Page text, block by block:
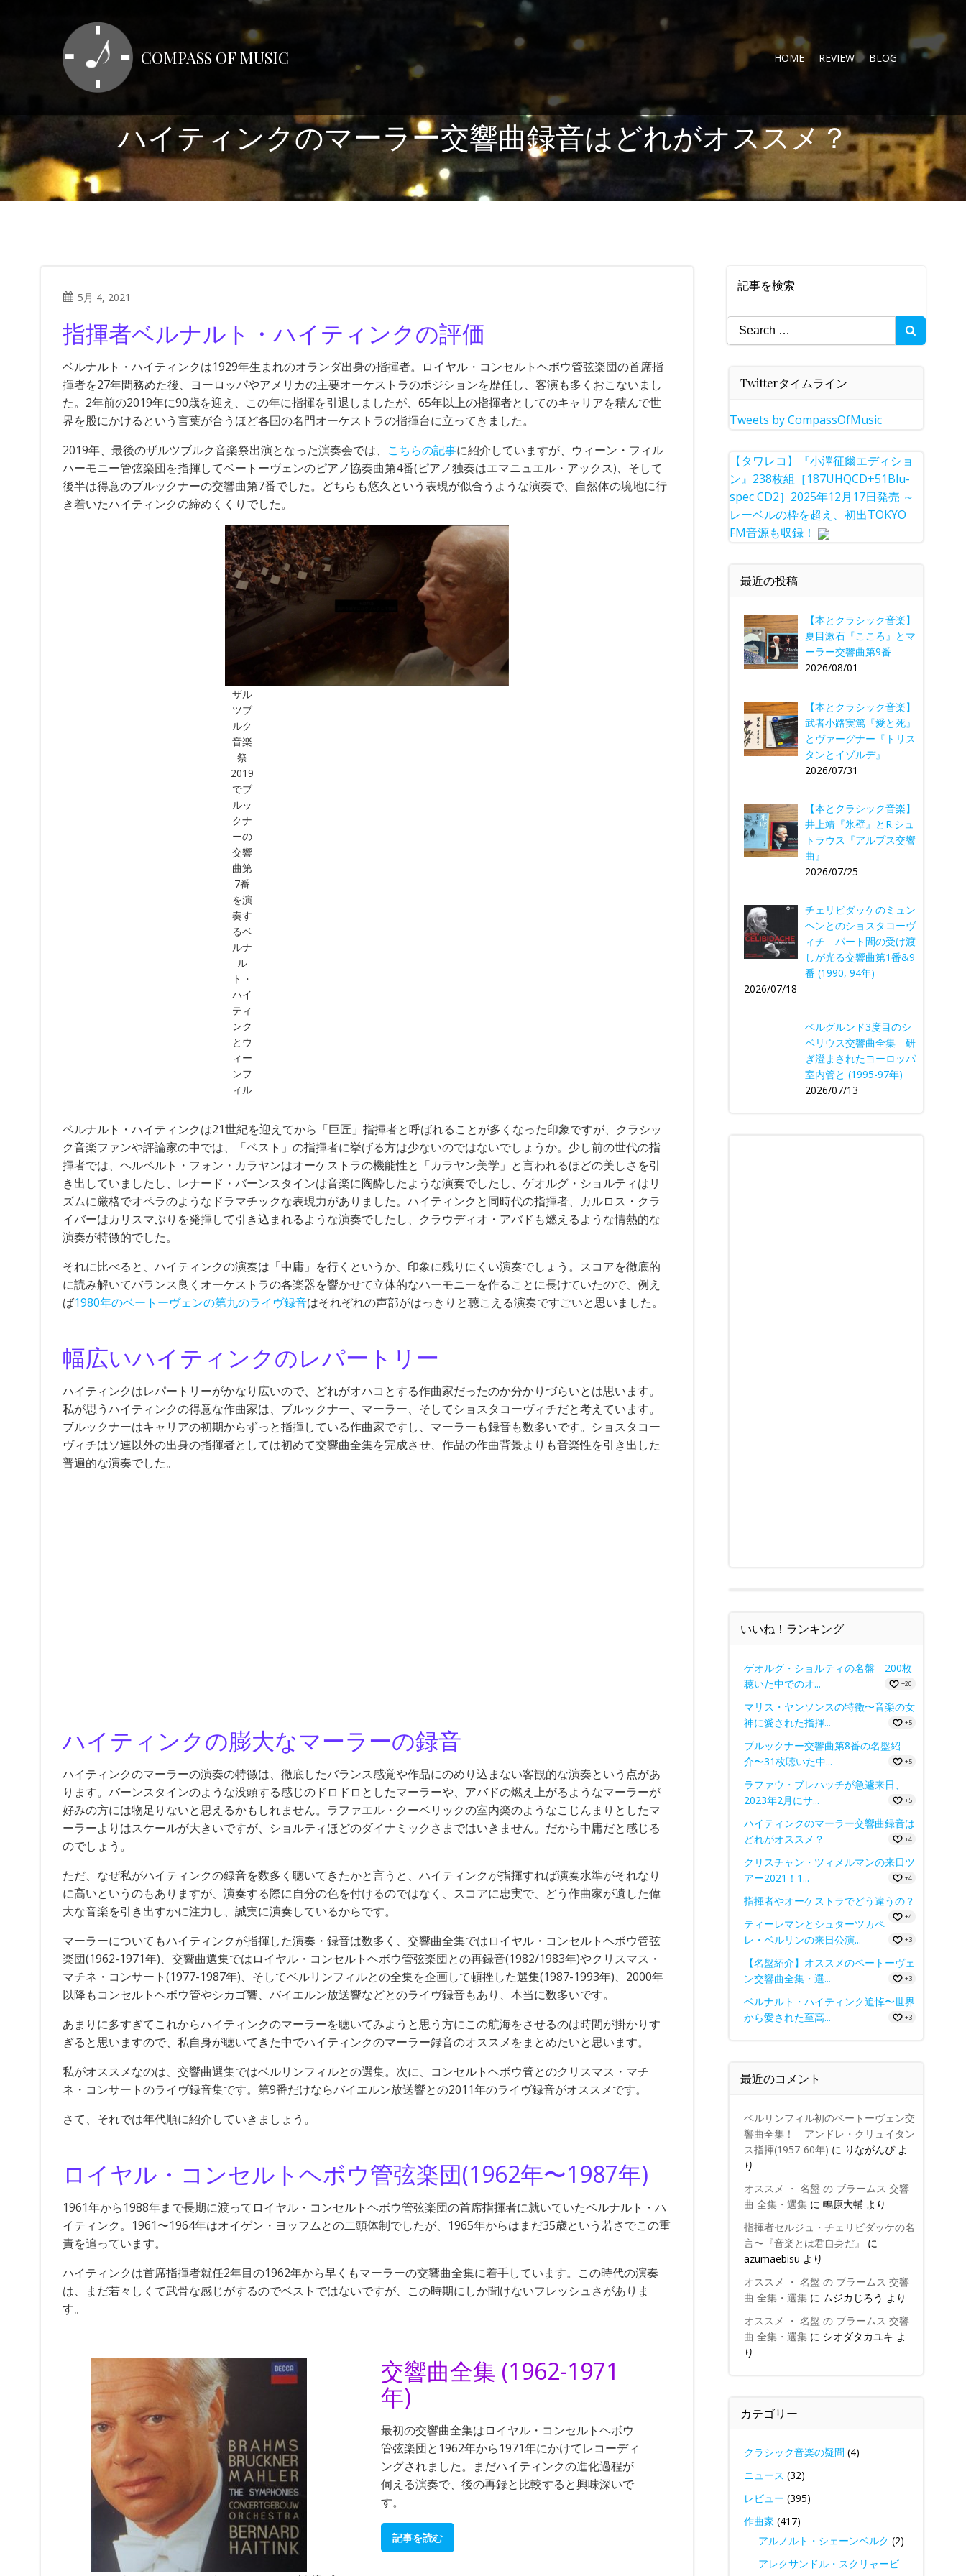
キ
ッ
プ
COMPASS OF MUSIC HOME REVIEW BLOG
ハイティンクのマーラー交響曲録音はどれがオススメ？
5月 4, 2021
指揮者ベルナルト・ハイティンクの評価
ベルナルト・ハイティンクは1929年生まれのオランダ出身の指揮者。ロイヤル・コンセルトヘボウ管弦楽団の首席指
揮者を27年間務めた後、ヨーロッパやアメリカの主要オーケストラのポジションを歴任し、客演も多くおこないまし
た。2年前の2019年に90歳を迎え、この年に指揮を引退しましたが、65年以上の指揮者としてのキャリアを積んで世
界を股にかけるという言葉が合うほど各国の名門オーケストラの指揮台に立ってきました。
2019年、最後のザルツブルク音楽祭出演となった演奏会では、 こちらの記事に紹介していますが、ウィーン・フィル
ハーモニー管弦楽団を指揮してベートーヴェンのピアノ協奏曲第4番(ピアノ独奏はエマニュエル・アックス)、そして
後半は得意のブルックナーの交響曲第7番でした。どちらも悠久という表現が似合うような演奏で、自然体の境地に行
き着いたハイティンクの締めくくりでした。
ザル
ツブ
ルク
音楽
祭
2019
でブ
ルッ
クナ
ーの
交響
曲第
7番
を演
奏す
るベ
ルナ
ル
ト・
ハイ
ティ
ンク
とウ
ィー
ンフ
ィル
ベルナルト・ハイティンクは21世紀を迎えてから「巨匠」指揮者と呼ばれることが多くなった印象ですが、クラシッ
ク音楽ファンや評論家の中では、「ベスト」の指揮者に挙げる方は少ないのではないでしょうか。少し前の世代の指
揮者では、ヘルベルト・フォン・カラヤンはオーケストラの機能性と「カラヤン美学」と言われるほどの美しさを引
き出していましたし、レナード・バーンスタインは音楽に陶酔したような演奏でしたし、ゲオルグ・ショルティはリ
ズムに厳格でオペラのようなドラマチックな表現力がありました。ハイティンクと同時代の指揮者、カルロス・クラ
イバーはカリスマぶりを発揮して引き込まれるような演奏でしたし、クラウディオ・アバドも燃えるような情熱的な
演奏が特徴的でした。
それに比べると、ハイティンクの演奏は「中庸」を行くというか、印象に残りにくい演奏でしょう。スコアを徹底的
に読み解いてバランス良くオーケストラの各楽器を響かせて立体的なハーモニーを作ることに長けていたので、例え
ば1980年のベートーヴェンの第九のライヴ録音はそれぞれの声部がはっきりと聴こえる演奏ですごいと思いました。
幅広いハイティンクのレパートリー
ハイティンクはレパートリーがかなり広いので、どれがオハコとする作曲家だったのか分かりづらいとは思います。
私が思うハイティンクの得意な作曲家は、ブルックナー、マーラー、そしてショスタコーヴィチだと考えています。
ブルックナーはキャリアの初期からずっと指揮している作曲家ですし、マーラーも録音も数多いです。ショスタコー
ヴィチはソ連以外の出身の指揮者としては初めて交響曲全集を完成させ、作品の作曲背景よりも音楽性を引き出した
普遍的な演奏でした。
ハイティンクの膨大なマーラーの録音
ハイティンクのマーラーの演奏の特徴は、徹底したバランス感覚や作品にのめり込まない客観的な演奏という点があ
ります。バーンスタインのような没頭する感じのドロドロとしたマーラーや、アバドの燃え上がるようなマーラーが
好みの方には物足りないと思えるかもしれません。ラファエル・クーベリックの室内楽のようなこじんまりとしたマ
ーラーよりはスケールが大きいですが、ショルティほどのダイナミックさまではいきません。だから中庸だと感じる
のでしょう。
ただ、なぜ私がハイティンクの録音を数多く聴いてきたかと言うと、ハイティンクが指揮すれば演奏水準がそれなり
に高いというのもありますが、演奏する際に自分の色を付けるのではなく、スコアに忠実で、どう作曲家が遺した偉
大な音楽を引き出すかに注力し、誠実に演奏しているからです。
マーラーについてもハイティンクが指揮した演奏・録音は数多く、交響曲全集ではロイヤル・コンセルトヘボウ管弦
楽団(1962-1971年)、交響曲選集ではロイヤル・コンセルトヘボウ管弦楽団との再録音(1982/1983年)やクリスマス・
マチネ・コンサート(1977-1987年)、そしてベルリンフィルとの全集を企画して頓挫した選集(1987-1993年)、2000年
以降もコンセルトヘボウ管やシカゴ響、バイエルン放送響などとのライヴ録音もあり、本当に数多いです。
あまりに多すぎてこれからハイティンクのマーラーを聴いてみようと思う方にこの航海をさせるのは時間が掛かりす
ぎると思いますので、私自身が聴いてきた中でハイティンクのマーラー録音のオススメをまとめたいと思います。
私がオススメなのは、交響曲選集ではベルリンフィルとの選集。次に、コンセルトヘボウ管とのクリスマス・マチ
ネ・コンサートのライヴ録音集です。第9番だけならバイエルン放送響との2011年のライヴ録音がオススメです。
さて、それでは年代順に紹介していきましょう。
ロイヤル・コンセルトヘボウ管弦楽団(1962年〜1987年)
1961年から1988年まで長期に渡ってロイヤル・コンセルトヘボウ管弦楽団の首席指揮者に就いていたベルナルト・ハ
イティンク。1961〜1964年はオイゲン・ヨッフムとの二頭体制でしたが、1965年からはまだ35歳という若さでこの重
責を追っています。
ハイティンクは首席指揮者就任2年目の1962年から早くもマーラーの交響曲全集に着手しています。この時代の演奏
は、まだ若々しくて武骨な感じがするのでベストではないですが、この時期にしか聞けないフレッシュさがありま
す。
交響曲全集 (1962-1971
年)
最初の交響曲全集はロイヤル・コンセルトヘボウ
管弦楽団と1962年から1971年にかけてレコーディ
ングされました。まだハイティンクの進化過程が
伺える演奏で、後の再録と比較すると興味深いで
す。
記事を読む
記事を検索
Search
for:
Twitterタイムライン
Tweets by CompassOfMusic
【タワレコ】『小澤征爾エディショ
ン』238枚組［187UHQCD+51Blu-
spec CD2］2025年12月17日発売 ～
レーベルの枠を超え、初出TOKYO
FM音源も収録！
最近の投稿
【本とクラシック音楽】
夏目漱石『こころ』とマ
ーラー交響曲第9番
2026/08/01
【本とクラシック音楽】
武者小路実篤『愛と死』
とヴァーグナー『トリス
タンとイゾルデ』
2026/07/31
【本とクラシック音楽】
井上靖『氷壁』とR.シュ
トラウス『アルプス交響
曲』
2026/07/25
チェリビダッケのミュン
ヘンとのショスタコーヴ
ィチ パート間の受け渡
しが光る交響曲第1番&9
番 (1990, 94年)
2026/07/18
ベルグルンド3度目のシ
ベリウス交響曲全集 研
ぎ澄まされたヨーロッパ
室内管と (1995-97年)
2026/07/13
いいね！ランキング
ゲオルグ・ショルティの名盤 200枚
聴いた中でのオ...
+20
マリス・ヤンソンスの特徴〜音楽の女
神に愛された指揮...
+5
ブルックナー交響曲第8番の名盤紹
介〜31枚聴いた中...
+5
ラファウ・ブレハッチが急遽来日、
2023年2月にサ...
+5
ハイティンクのマーラー交響曲録音は
どれがオススメ？
+4
クリスチャン・ツィメルマンの来日ツ
アー2021！1...
+4
指揮者やオーケストラでどう違うの？
+4
ティーレマンとシュターツカペ
レ・ベルリンの来日公演...
+3
【名盤紹介】オススメのベートーヴェ
ン交響曲全集・選...
+3
ベルナルト・ハイティンク追悼〜世界
から愛された至高...
+3
最近のコメント
ベルリンフィル初のベートーヴェン交
響曲全集！ アンドレ・クリュイタン
ス指揮(1957-60年) に りながんぴよ
り
オススメ ・ 名盤 の ブラームス 交響
曲 全集・選集に 鴫原大輔より
指揮者セルジュ・チェリビダッケの名
言〜『音楽とは君自身だ』
に
azumaebisu より
オススメ ・ 名盤 の ブラームス 交響
曲 全集・選集に ムジカじろう より
オススメ ・ 名盤 の ブラームス 交響
曲 全集・選集に シオダタカユキ よ
り
カテゴリー
クラシック音楽の疑問 (4)
ニュース (32)
レビュー (395)
作曲家 (417)
アルノルト・シェーンベルク (2)
アレクサンドル・スクリャービ